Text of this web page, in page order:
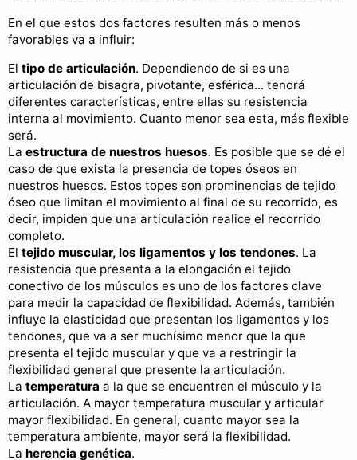
En el que estos dos factores resulten más o menos
favorables va a influir:
El tipo de articulación. Dependiendo de si es una
articulación de bisagra, pivotante, esférica... tendrá
diferentes características, entre ellas su resistencia
interna al movimiento. Cuanto menor sea esta, más flexible
será.
La estructura de nuestros huesos. Es posible que se dé el
caso de que exista la presencia de topes óseos en
nuestros huesos. Estos topes son prominencias de tejido
óseo que limitan el movimiento al final de su recorrido, es
decir, impiden que una articulación realice el recorrido
completo.
El tejido muscular, los ligamentos y los tendones. La
resistencia que presenta a la elongación el tejido
conectivo de los músculos es uno de los factores clave
para medir la capacidad de flexibilidad. Además, también
influye la elasticidad que presentan los ligamentos y los
tendones, que va a ser muchísimo menor que la que
presenta el tejido muscular y que va a restringir la
flexibilidad general que presente la articulación.
La temperatura a la que se encuentren el músculo y la
articulación. A mayor temperatura muscular y articular
mayor flexibilidad. En general, cuanto mayor sea la
temperatura ambiente, mayor será la flexibilidad.
La herencia genética.